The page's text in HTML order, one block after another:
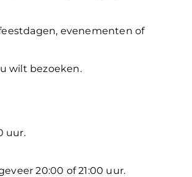
evenementen of
wilt bezoeken.
uur.
20:00 of 21:00 uur.